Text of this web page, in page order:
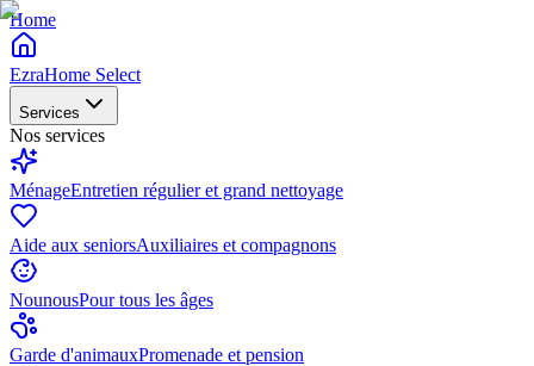
Home
EzraHome Select
Services
Nos services
MénageEntretien régulier et grand nettoyage
Aide aux seniorsAuxiliaires et compagnons
NounousPour tous les âges
Garde d'animauxPromenade et pension